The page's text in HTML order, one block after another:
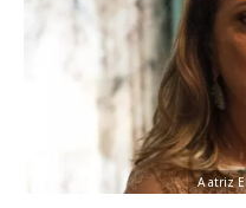
A atriz